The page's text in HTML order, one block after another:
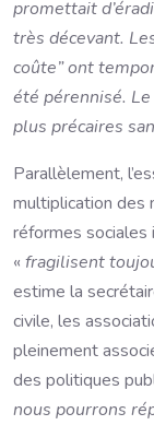
promettait
très décevant.
coûte” ont
été pérennisé.
plus précaires
Parallèlement,
multiplication des
réformes sociales
« fragilisent
estime la
civile, les
pleinement
des politiques
nous pourrons